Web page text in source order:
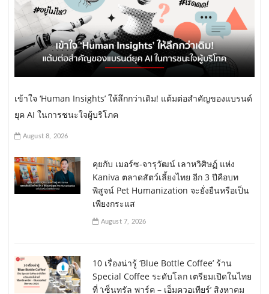
เข้าใจ ‘Human Insights’ ให้ลึกกว่าเดิม! แต้มต่อสำคัญของแบรนด์
ยุค AI ในการชนะใจผู้บริโภค
August 8, 2026
คุยกับ เมอร์ซ-จารุวัฒน์ เลาหวิศิษฏ์ แห่ง
Kaniva ตลาดสัตว์เลี้ยงไทย อีก 3 ปีคือบท
พิสูจน์ Pet Humanization จะยั่งยืนหรือเป็น
เพียงกระแส
August 7, 2026
10 เรื่องน่ารู้ ‘Blue Bottle Coffee’ ร้าน
Special Coffee ระดับโลก เตรียมเปิดในไทย
ที่ ‘เซ็นทรัล พาร์ค – เอ็มควอเทียร์’ สิงหาคม